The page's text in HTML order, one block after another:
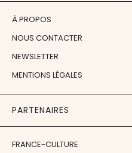
À PROPOS
NOUS CONTACTER
NEWSLETTER
MENTIONS LÉGALES
PARTENAIRES
FRANCE-CULTURE